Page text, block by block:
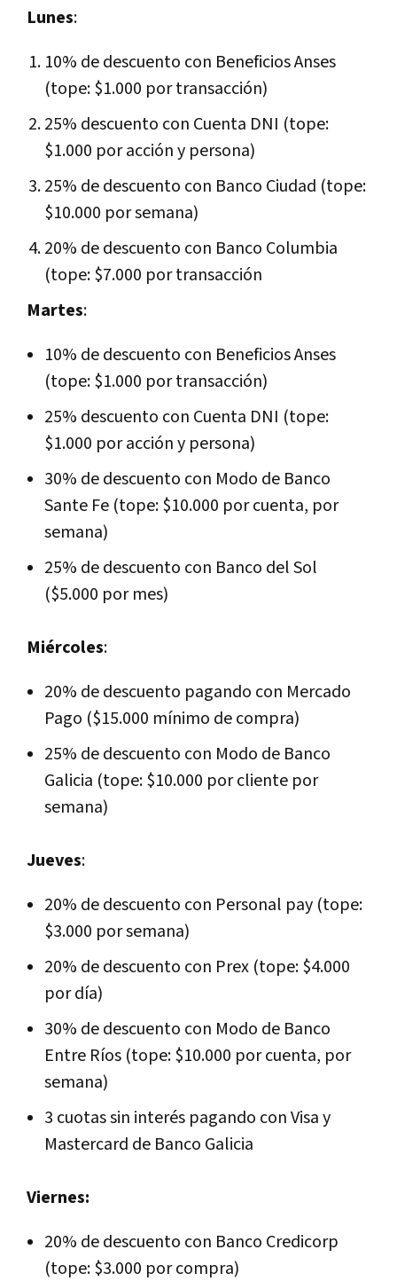
Lunes:
10% de descuento con Beneficios Anses
(tope: $1.000 por transacción)
25% descuento con Cuenta DNI (tope:
$1.000 por acción y persona)
25% de descuento con Banco Ciudad (tope:
$10.000 por semana)
20% de descuento con Banco Columbia
(tope: $7.000 por transacción
Martes:
10% de descuento con Beneficios Anses
(tope: $1.000 por transacción)
25% descuento con Cuenta DNI (tope:
$1.000 por acción y persona)
30% de descuento con Modo de Banco
Sante Fe (tope: $10.000 por cuenta, por
semana)
25% de descuento con Banco del Sol
($5.000 por mes)
Miércoles:
20% de descuento pagando con Mercado
Pago ($15.000 mínimo de compra)
25% de descuento con Modo de Banco
Galicia (tope: $10.000 por cliente por
semana)
Jueves:
20% de descuento con Personal pay (tope:
$3.000 por semana)
20% de descuento con Prex (tope: $4.000
por día)
30% de descuento con Modo de Banco
Entre Ríos (tope: $10.000 por cuenta, por
semana)
3 cuotas sin interés pagando con Visa y
Mastercard de Banco Galicia
Viernes:
20% de descuento con Banco Credicorp
(tope: $3.000 por compra)